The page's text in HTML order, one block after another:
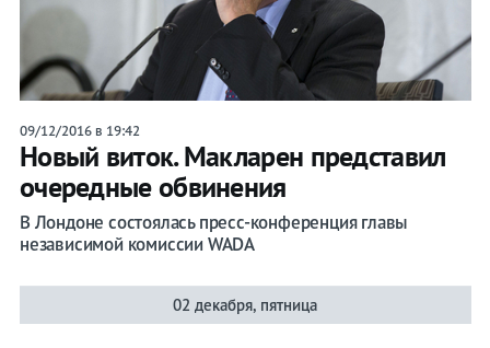
09/12/2016 в 19:42
Новый виток. Макларен представил
очередные обвинения
В Лондоне состоялась пресс-конференция главы
независимой комиссии WADA
02 декабря, пятница
Игры